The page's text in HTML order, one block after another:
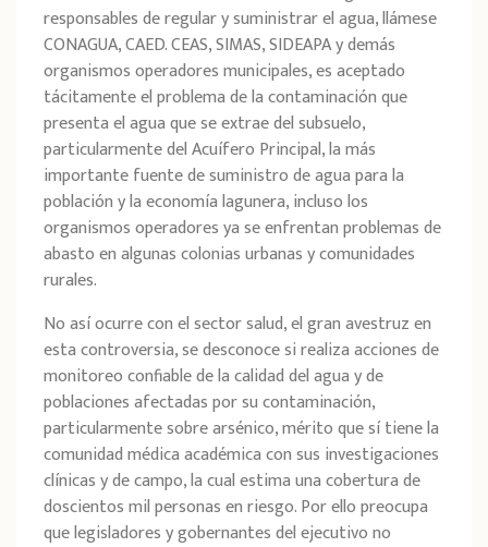
responsables de regular y suministrar el agua, llámese
CONAGUA, CAED. CEAS, SIMAS, SIDEAPA y demás
organismos operadores municipales, es aceptado
tácitamente el problema de la contaminación que
presenta el agua que se extrae del subsuelo,
particularmente del Acuífero Principal, la más
importante fuente de suministro de agua para la
población y la economía lagunera, incluso los
organismos operadores ya se enfrentan problemas de
abasto en algunas colonias urbanas y comunidades
rurales.
No así ocurre con el sector salud, el gran avestruz en
esta controversia, se desconoce si realiza acciones de
monitoreo confiable de la calidad del agua y de
poblaciones afectadas por su contaminación,
particularmente sobre arsénico, mérito que sí tiene la
comunidad médica académica con sus investigaciones
clínicas y de campo, la cual estima una cobertura de
doscientos mil personas en riesgo. Por ello preocupa
que legisladores y gobernantes del ejecutivo no